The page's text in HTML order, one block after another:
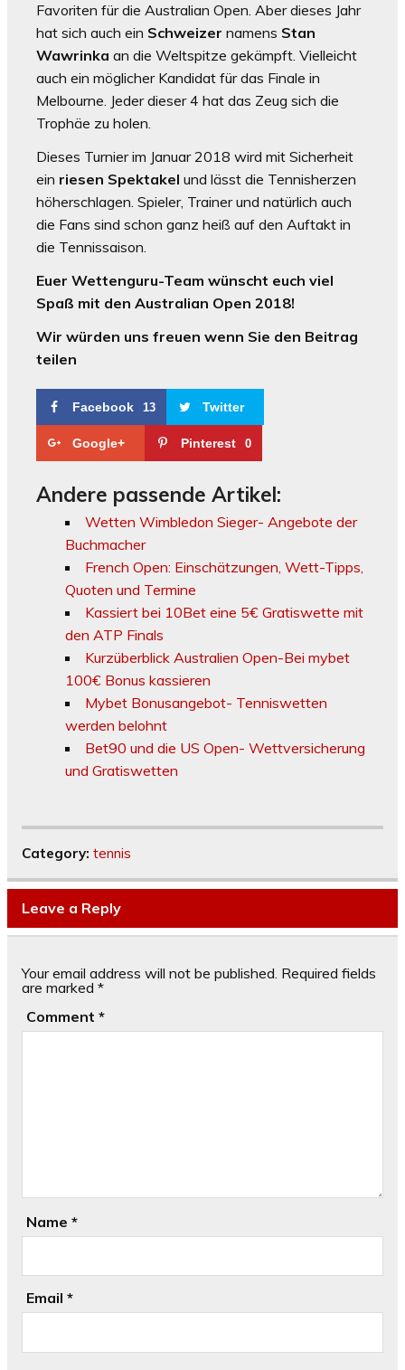
Favoriten für die Australian Open. Aber dieses Jahr
hat sich auch ein Schweizer namens Stan
Wawrinka an die Weltspitze gekämpft. Vielleicht
auch ein möglicher Kandidat für das Finale in
Melbourne. Jeder dieser 4 hat das Zeug sich die
Trophäe zu holen.
Dieses Turnier im Januar 2018 wird mit Sicherheit
ein riesen Spektakel und lässt die Tennisherzen
höherschlagen. Spieler, Trainer und natürlich auch
die Fans sind schon ganz heiß auf den Auftakt in
die Tennissaison.
Euer Wettenguru-Team wünscht euch viel
Spaß mit den Australian Open 2018!
Wir würden uns freuen wenn Sie den Beitrag
teilen
Facebook 13 Twitter
Google+ Pinterest 0
Andere passende Artikel:
Wetten Wimbledon Sieger- Angebote der
Buchmacher
French Open: Einschätzungen, Wett-Tipps,
Quoten und Termine
Kassiert bei 10Bet eine 5€ Gratiswette mit
den ATP Finals
Kurzüberblick Australien Open-Bei mybet
100€ Bonus kassieren
Mybet Bonusangebot- Tenniswetten
werden belohnt
Bet90 und die US Open- Wettversicherung
und Gratiswetten
Category: tennis
Leave a Reply
Your email address will not be published. Required fields
are marked *
Comment *
Name *
Email *